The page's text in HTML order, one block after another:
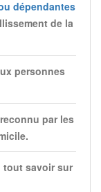
dépendantes
de la
personnes
par les
tout savoir sur